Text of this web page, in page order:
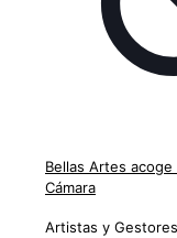
Bellas Artes
Cámara
Artistas y